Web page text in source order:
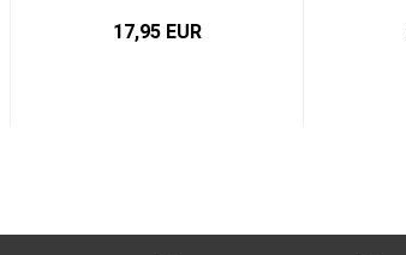
17,95 EUR